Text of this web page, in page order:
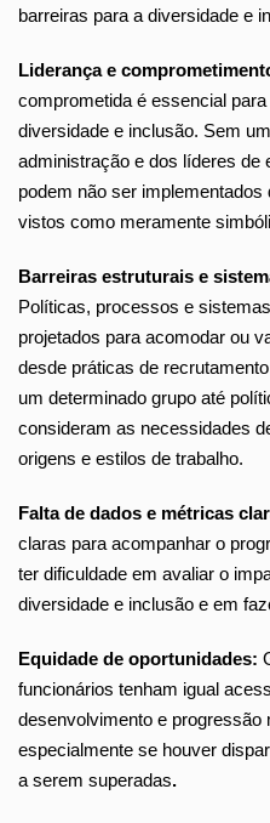
barreiras para a diversidade e
Liderança e
comprometida é essencial
diversidade e inclusão. Sem
administração e dos líderes de
podem não ser
vistos como meramente
Barreiras estruturais e
Políticas, processos e
projetados para acomodar ou
desde práticas de
um determinado grupo até
consideram as necessidades
origens e estilos de trabalho.
Falta de dados e métricas
claras para acompanhar o
ter dificuldade em avaliar o
diversidade e inclusão e em
Equidade de oportunidades:
funcionários tenham igual
desenvolvimento e progressão
especialmente se houver
a serem superadas.